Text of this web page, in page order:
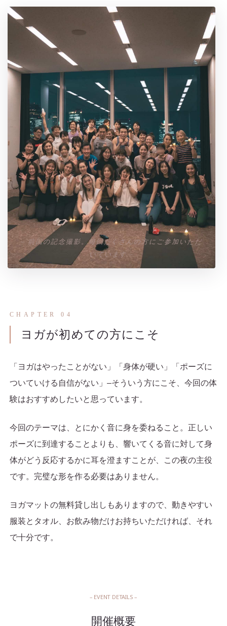
– 前回の記念撮影。毎回たくさんの方にご参加いただ
いています –
CHAPTER 04
ヨガが初めての方にこそ
「ヨガはやったことがない」「身体が硬い」「ポーズに
ついていける自信がない」–そういう方にこそ、今回の体
験はおすすめしたいと思っています。
今回のテーマは、とにかく音に身を委ねること。正しい
ポーズに到達することよりも、響いてくる音に対して身
体がどう反応するかに耳を澄ますことが、この夜の主役
です。完璧な形を作る必要はありません。
ヨガマットの無料貸し出しもありますので、動きやすい
服装とタオル、お飲み物だけお持ちいただければ、それ
で十分です。
– EVENT DETAILS –
開催概要